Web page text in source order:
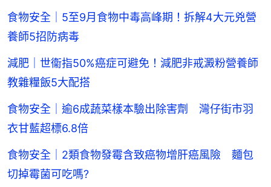
食物安全｜5至9月食物中毒高峰期！拆解4大元兇營
養師5招防病毒
減肥｜世衞指50%癌症可避免！減肥非戒澱粉營養師
教雜糧飯5大配搭
食物安全｜逾6成蔬菜樣本驗出除害劑 灣仔街市羽
衣甘藍超標6.8倍
食物安全｜2類食物發霉含致癌物增肝癌風險 麵包
切掉霉菌可吃嗎?